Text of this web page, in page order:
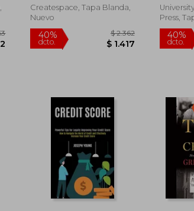
Createspace, Tapa Blanda,
Nuevo
40%
dcto.
Press,